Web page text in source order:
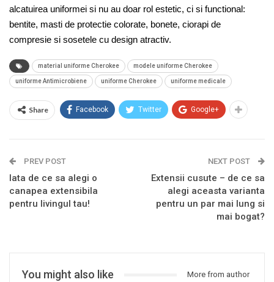
alcatuirea uniformei si nu au doar rol estetic, ci si functional:
bentite, masti de protectie colorate, bonete, ciorapi de
compresie si sosetele cu design atractiv.
material uniforme Cherokee modele uniforme Cherokee
uniforme Antimicrobiene uniforme Cherokee uniforme medicale
Share Facebook Twitter Google+
PREV POST
Iata de ce sa alegi o
canapea extensibila
pentru livingul tau!
NEXT POST
Extensii cusute – de ce sa
alegi aceasta varianta
pentru un par mai lung si
mai bogat?
You might also like More from author